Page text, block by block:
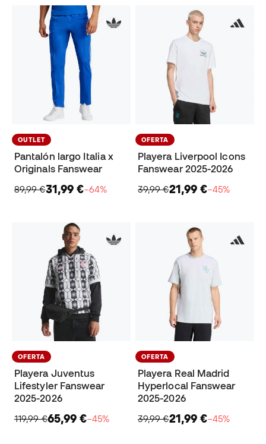
OUTLET
Pantalón largo Italia x
Originals Fanswear
89,99 €31,99 €−64%
OFERTA
Playera Liverpool Icons
Fanswear 2025-2026
39,99 €21,99 €−45%
OFERTA
Playera Juventus
Lifestyler Fanswear
2025-2026
119,99 €65,99 €−45%
OFERTA
Playera Real Madrid
Hyperlocal Fanswear
2025-2026
39,99 €21,99 €−45%